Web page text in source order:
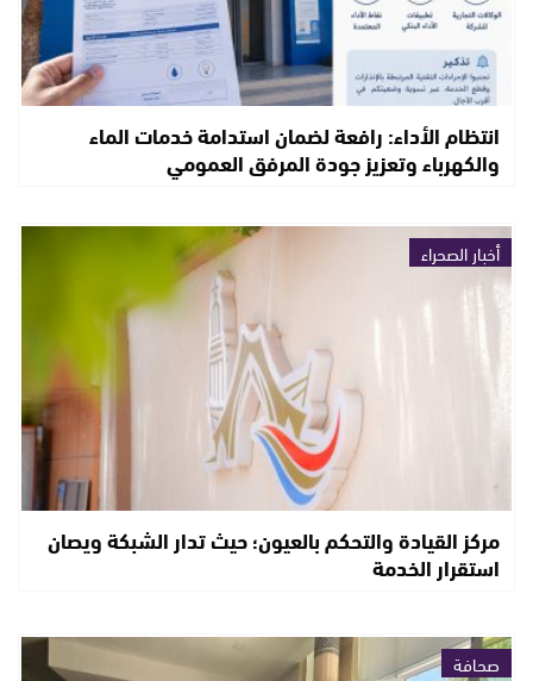
انتظام الأداء: رافعة لضمان استدامة خدمات الماء
والكهرباء وتعزيز جودة المرفق العمومي
أخبار الصحراء
مركز القيادة والتحكم بالعيون؛ حيث تدار الشبكة ويصان
استقرار الخدمة
صحافة